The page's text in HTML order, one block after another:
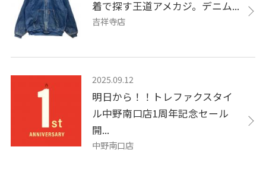
着で探す王道アメカジ。デニム...
吉祥寺店
2025.09.12
明日から！！トレファクスタイ
ル中野南口店1周年記念セール
開...
中野南口店